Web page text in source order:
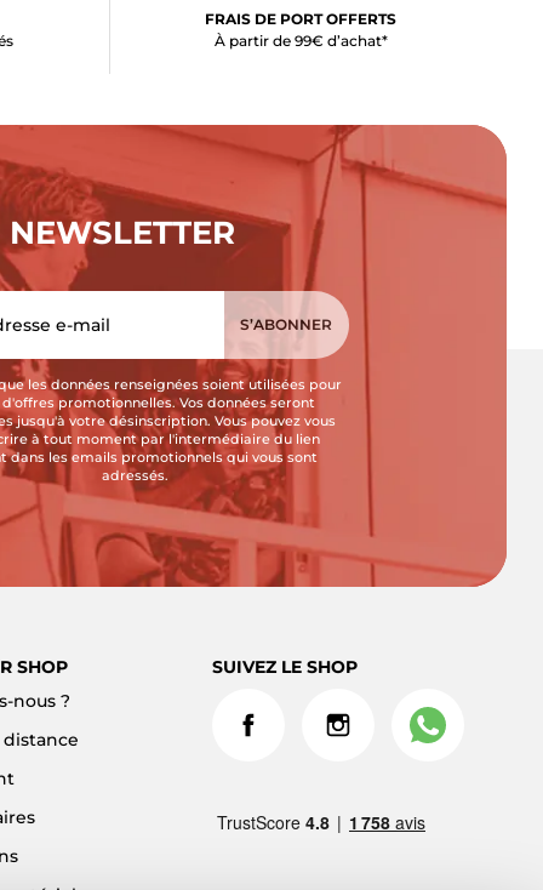
FRAIS DE PORT OFFERTS
À partir de 99€ d’achat*
NEWSLETTER
les données renseignées soient utilisées pour
d'offres promotionnelles. Vos données seront
jusqu'à votre désinscription. Vous pouvez vous
à tout moment par l'intermédiaire du lien
dans les emails promotionnels qui vous sont
adressés.
SHOP
nous ?
distance
SUIVEZ LE SHOP